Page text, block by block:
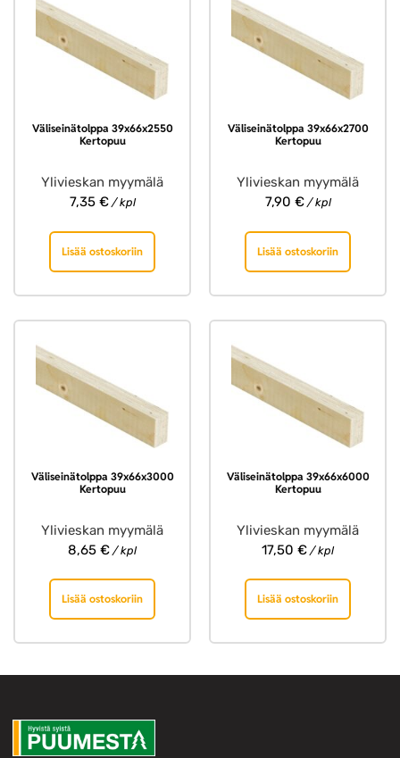
Väliseinätolppa 39x66x2550
Kertopuu
Ylivieskan myymälä
7,35 €/ kpl
Lisää ostoskoriin
Väliseinätolppa 39x66x2700
Kertopuu
Ylivieskan myymälä
7,90 €/ kpl
Lisää ostoskoriin
Väliseinätolppa 39x66x3000
Kertopuu
Ylivieskan myymälä
8,65 € / kpl
Lisää ostoskoriin
Väliseinätolppa 39x66x6000
Kertopuu
Ylivieskan myymälä
17,50 € / kpl
Lisää ostoskoriin